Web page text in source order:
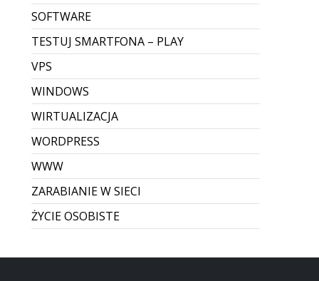
SOFTWARE
TESTUJ SMARTFONA – PLAY
VPS
WINDOWS
WIRTUALIZACJA
WORDPRESS
WWW
ZARABIANIE W SIECI
ŻYCIE OSOBISTE